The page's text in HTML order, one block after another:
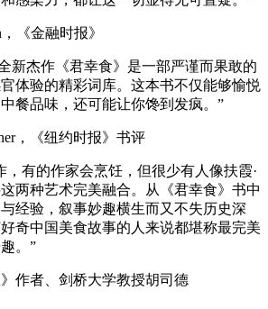
《金融时报》
新杰作《君幸食》是一部严谨而果敢的
体验的精彩词库。这本书不仅能够愉悦
餐品味，还可能让你馋到发疯。”
，《纽约时报》书评
，有的作家会烹饪，但很少有人像扶霞·
两种艺术完美融合。从《君幸食》书中
经验，叙事妙趣横生而又不失历史深
奇中国美食故事的人来说都堪称最完美
。”
作者、剑桥大学教授胡司德